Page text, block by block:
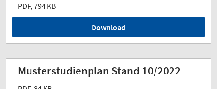
PDF, 794 KB
Download
Musterstudienplan Stand 10/2022